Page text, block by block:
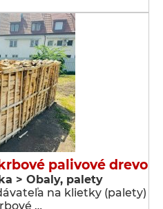
palivové drevo
> Obaly, palety
na klietky (palety)
…